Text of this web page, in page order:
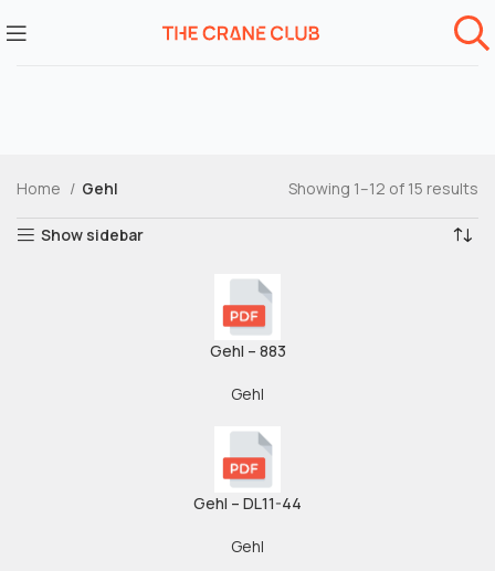
Home Gehl Showing 1–12 of 15 results
Show sidebar
Gehl – 883
Gehl
Gehl – DL11-44
Gehl